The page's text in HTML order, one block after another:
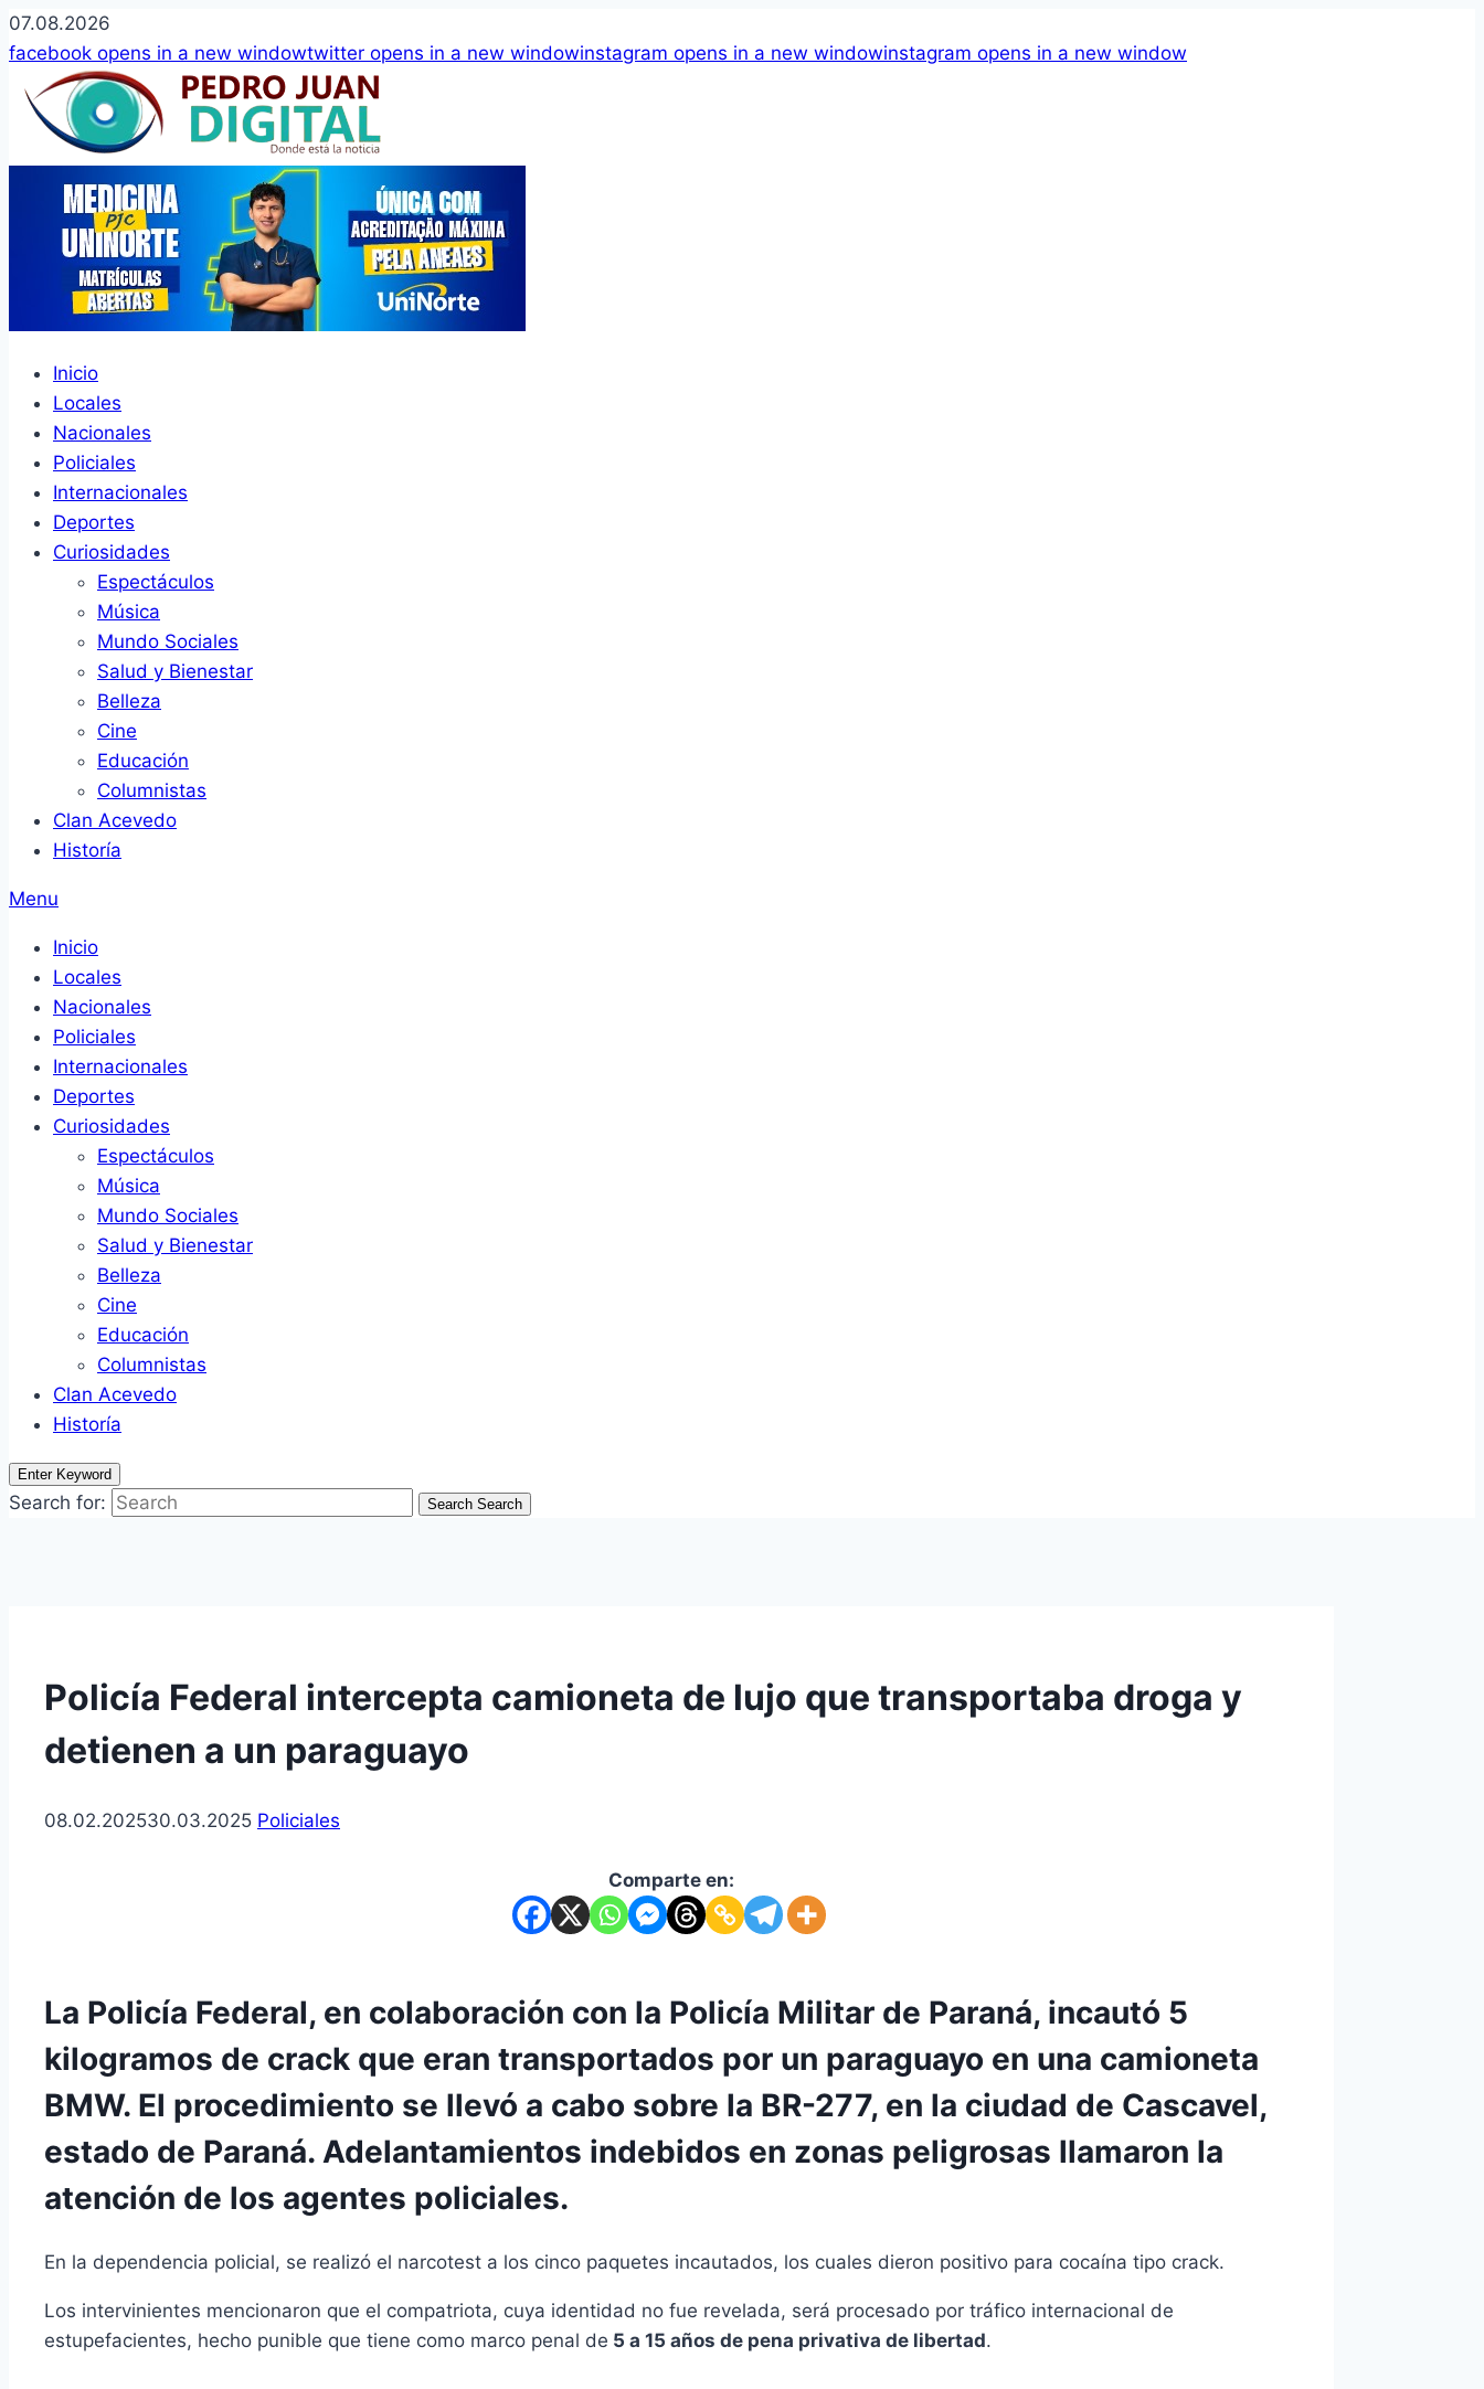
07.08.2026
facebook opens in a new windowtwitter opens in a new windowinstagram opens in a new windowinstagram opens in a new window
Inicio
Locales
Nacionales
Policiales
Internacionales
Deportes
Curiosidades
Espectáculos
Música
Mundo Sociales
Salud y Bienestar
Belleza
Cine
Educación
Columnistas
Clan Acevedo
Historía
Menu
Inicio
Locales
Nacionales
Policiales
Internacionales
Deportes
Curiosidades
Espectáculos
Música
Mundo Sociales
Salud y Bienestar
Belleza
Cine
Educación
Columnistas
Clan Acevedo
Historía
Enter Keyword
Search for: Search Search
Policía Federal intercepta camioneta de lujo que transportaba droga y
detienen a un paraguayo
08.02.202530.03.2025 Policiales
Comparte en:
La Policía Federal, en colaboración con la Policía Militar de Paraná, incautó 5
kilogramos de crack que eran transportados por un paraguayo en una camioneta
BMW. El procedimiento se llevó a cabo sobre la BR-277, en la ciudad de Cascavel,
estado de Paraná. Adelantamientos indebidos en zonas peligrosas llamaron la
atención de los agentes policiales.
En la dependencia policial, se realizó el narcotest a los cinco paquetes incautados, los cuales dieron positivo para cocaína tipo crack.
Los intervinientes mencionaron que el compatriota, cuya identidad no fue revelada, será procesado por tráfico internacional de
estupefacientes, hecho punible que tiene como marco penal de 5 a 15 años de pena privativa de libertad.